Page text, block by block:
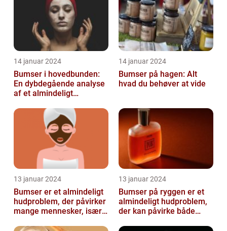
14 januar 2024
Bumser i hovedbunden:
En dybdegående analyse
af et almindeligt
14 januar 2024
Bumser på hagen: Alt
hvad du behøver at vide
13 januar 2024
Bumser er et almindeligt
hudproblem, der påvirker
mange mennesker, især i
13 januar 2024
Bumser på ryggen er et
almindeligt hudproblem,
der kan påvirke både